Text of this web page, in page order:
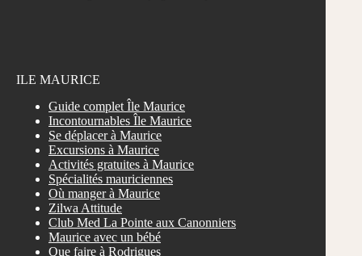
ILE MAURICE
Guide complet Île Maurice
Incontournables Île Maurice
Se déplacer à Maurice
Excursions à Maurice
Activités gratuites à Maurice
Spécialités mauriciennes
Où manger à Maurice
Zilwa Attitude
Club Med La Pointe aux Canonniers
Maurice avec un bébé
Que faire à Rodrigues